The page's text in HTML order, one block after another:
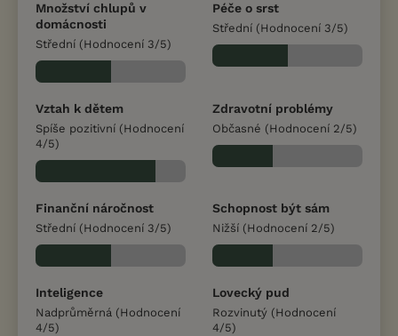
Množství chlupů v
domácnosti
Střední (Hodnocení 3/5)
Péče o srst
Střední (Hodnocení 3/5)
Vztah k dětem
Spíše pozitivní (Hodnocení
4/5)
Zdravotní problémy
Občasné (Hodnocení 2/5)
Finanční náročnost
Střední (Hodnocení 3/5)
Schopnost být sám
Nižší (Hodnocení 2/5)
Inteligence
Nadprůměrná (Hodnocení
4/5)
Lovecký pud
Rozvinutý (Hodnocení
4/5)